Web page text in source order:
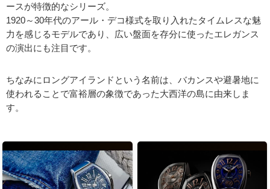
ースが特徴的なシリーズ。
1920～30年代のアール・デコ様式を取り入れたタイムレスな魅
力を感じるモデルであり、広い盤面を存分に使ったエレガンス
の演出にも注目です。
ちなみにロングアイランドという名前は、バカンスや避暑地に
使われることで富裕層の象徴であった大西洋の島に由来しま
す。